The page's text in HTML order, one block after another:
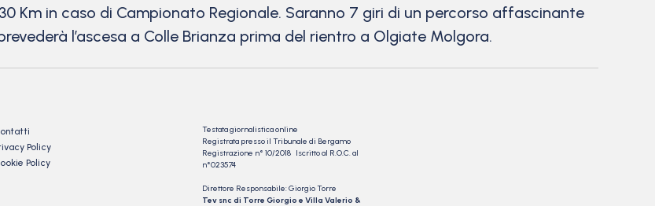
Km in caso di Campionato Regionale. Saranno 7 giri di un percorso affascinante
l’ascesa a Colle Brianza prima del rientro a Olgiate Molgora.
Policy
Policy
Testata giornalistica online
Registrata presso il Tribunale di Bergamo
Registrazione n° 10/2018 Iscritto al R.O.C. al
n°023574
Direttore Responsabile: Giorgio Torre
Tev snc di Torre Giorgio e Villa Valerio &